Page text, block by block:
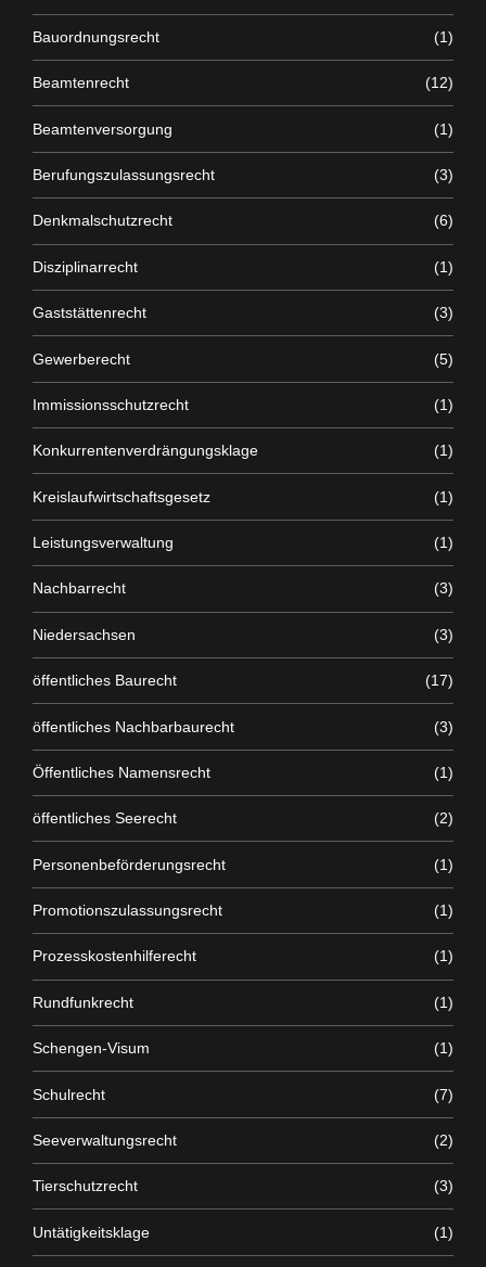
Bauordnungsrecht (1)
Beamtenrecht (12)
Beamtenversorgung (1)
Berufungszulassungsrecht (3)
Denkmalschutzrecht (6)
Disziplinarrecht (1)
Gaststättenrecht (3)
Gewerberecht (5)
Immissionsschutzrecht (1)
Konkurrentenverdrängungsklage (1)
Kreislaufwirtschaftsgesetz (1)
Leistungsverwaltung (1)
Nachbarrecht (3)
Niedersachsen (3)
öffentliches Baurecht (17)
öffentliches Nachbarbaurecht (3)
Öffentliches Namensrecht (1)
öffentliches Seerecht (2)
Personenbeförderungsrecht (1)
Promotionszulassungsrecht (1)
Prozesskostenhilferecht (1)
Rundfunkrecht (1)
Schengen-Visum (1)
Schulrecht (7)
Seeverwaltungsrecht (2)
Tierschutzrecht (3)
Untätigkeitsklage (1)